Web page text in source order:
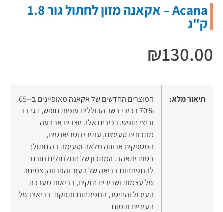
Acana – אקאנה מזון לחתול גור 1.8
ק"ג
₪130.00
תיאור מלא:
המוצרים החדשים של אקאנה מאופיינים ב-65-
70% רכיבי בשר הכוללים עופות חופש, דגי בר
וביצי חופש. רכיבים אלה יוצרים ארבעה
מתכונים טעימים, עתירי נוטריאנטים,
המספקים ארוחה מלאה וטעימה בה חתולך
בטוח יתאהב. המתכון של חתלתולים תורם
להתפתחות בריאה של העור והפרווה, צמיחה
של עצמות ושרירים חזקים, בריאות מערכת
העיכול והחיסון, התפתחות ותפקוד בריאים של
העיניים והמוח.